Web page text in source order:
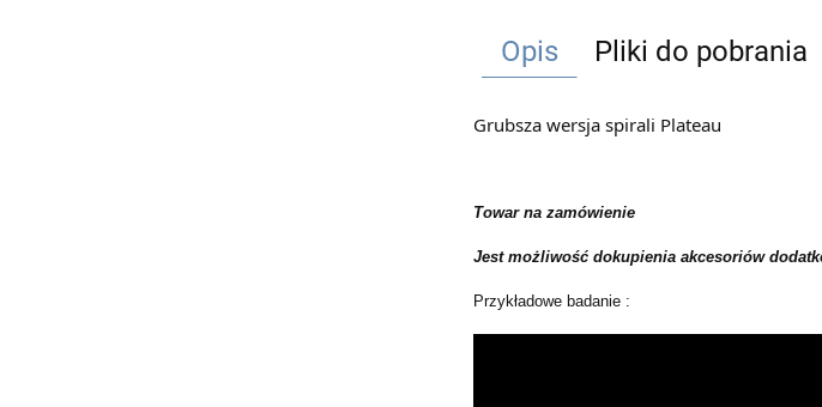
Opis Pliki do pobrania
Grubsza wersja spirali Plateau
Towar na zamówienie
Jest możliwość dokupienia akcesoriów
Przykładowe badanie :